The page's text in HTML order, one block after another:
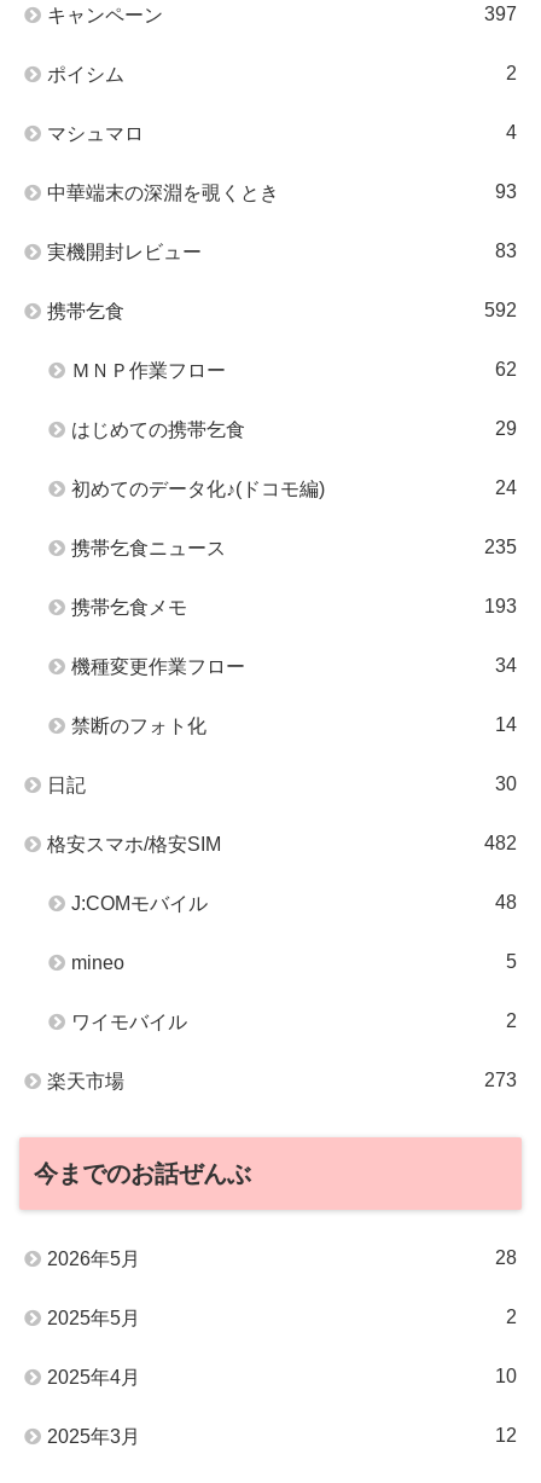
キャンペーン 397
ポイシム 2
マシュマロ 4
中華端末の深淵を覗くとき 93
実機開封レビュー 83
携帯乞食 592
ＭＮＰ作業フロー 62
はじめての携帯乞食 29
初めてのデータ化♪(ドコモ編) 24
携帯乞食ニュース 235
携帯乞食メモ 193
機種変更作業フロー 34
禁断のフォト化 14
日記 30
格安スマホ/格安SIM 482
J:COMモバイル 48
mineo 5
ワイモバイル 2
楽天市場 273
今までのお話ぜんぶ
2026年5月 28
2025年5月 2
2025年4月 10
2025年3月 12